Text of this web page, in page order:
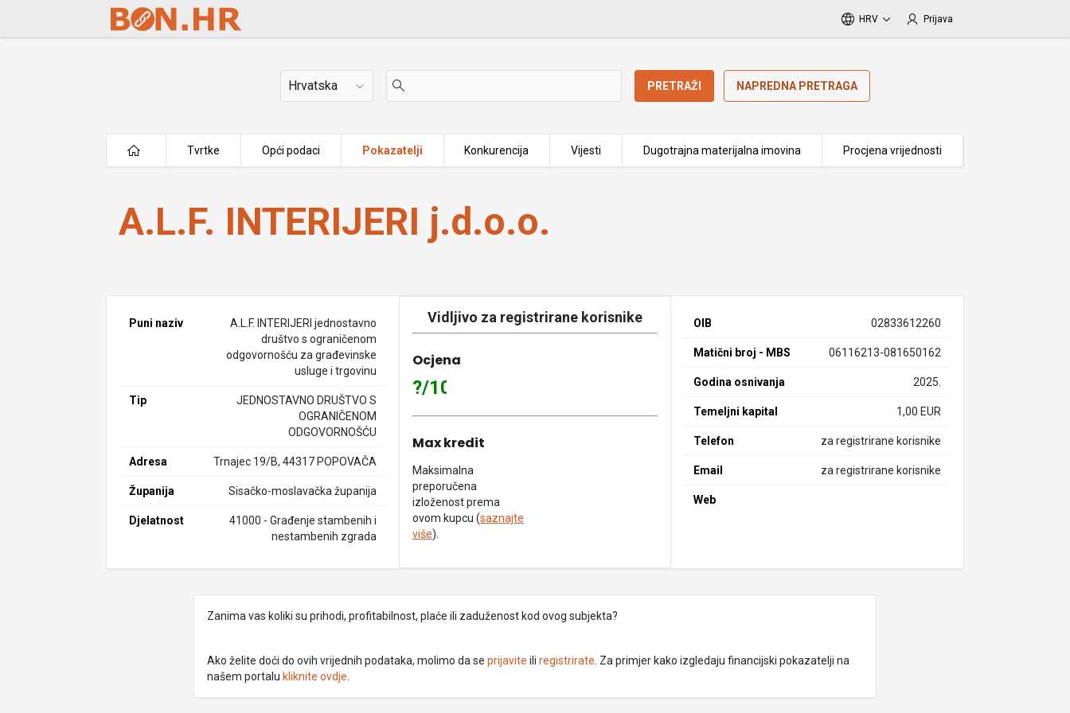
Skip to Main Content
HRV Prijava
Država PRETRAŽI NAPREDNA PRETRAGA
Tvrtke Opći podaci Pokazatelji Konkurencija Vijesti Dugotrajna materijalna imovina Procjena vrijednosti
A.L.F. INTERIJERI j.d.o.o.
A.L.F. INTERIJERI j.d.o.o.
Puni naziv
A.L.F. INTERIJERI jednostavno
društvo s ograničenom
odgovornošću za građevinske
usluge i trgovinu
Tip
JEDNOSTAVNO DRUŠTVO S
OGRANIČENOM
ODGOVORNOŠĆU
Adresa Trnajec 19/B, 44317 POPOVAČA
Županija Sisačko-moslavačka županija
Djelatnost
41000 - Građenje stambenih i
nestambenih zgrada
Vidljivo za registrirane korisnike
Ocjena
?/10
Max kredit
Maksimalna
preporučena
izloženost prema
ovom kupcu (saznajte
više).
OIB 02833612260
Matični broj - MBS 06116213-081650162
Godina osnivanja 2025.
Temeljni kapital 1,00 EUR
Telefon za registrirane korisnike
Email za registrirane korisnike
Web
Zanima vas koliki su prihodi, profitabilnost, plaće ili zaduženost kod ovog subjekta?
Ako želite doći do ovih vrijednih podataka, molimo da se prijavite ili registrirate . Za primjer kako izgledaju financijski pokazatelji na
našem portalu kliknite ovdje